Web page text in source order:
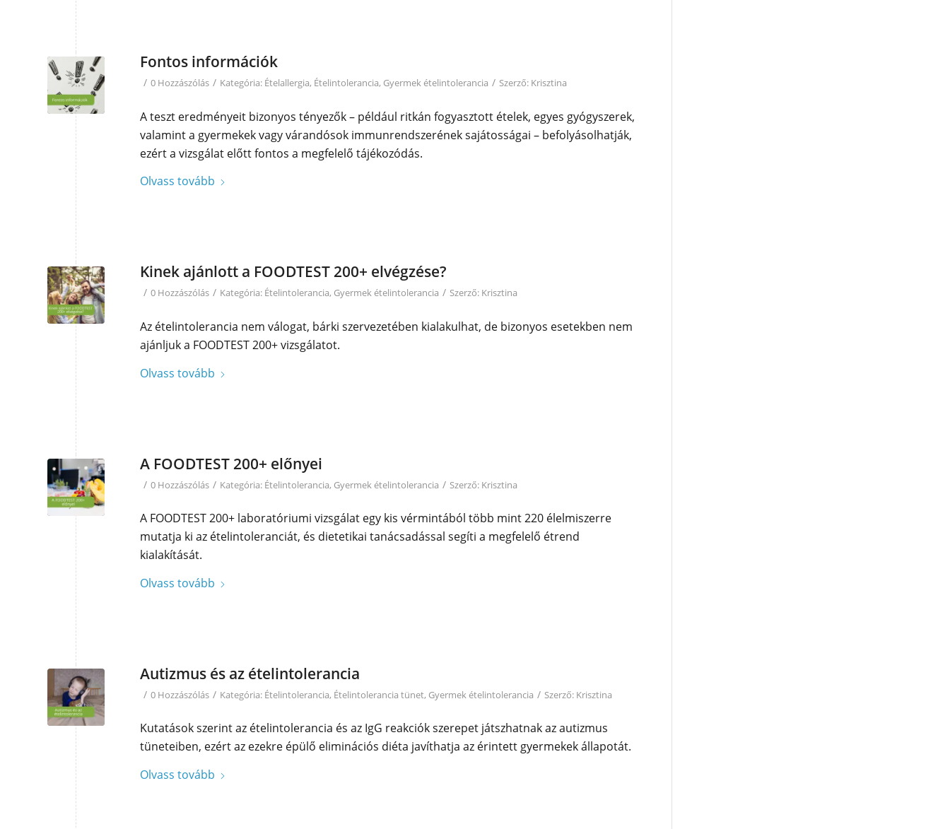
Fontos információk
/ 0 Hozzászólás / Kategória: Ételallergia, Ételintolerancia, Gyermek ételintolerancia / Szerző: Krisztina
A teszt eredményeit bizonyos tényezők – például ritkán fogyasztott ételek, egyes gyógyszerek,
valamint a gyermekek vagy várandósok immunrendszerének sajátosságai – befolyásolhatják,
ezért a vizsgálat előtt fontos a megfelelő tájékozódás.
Olvass tovább
Kinek ajánlott a FOODTEST 200+ elvégzése?
/ 0 Hozzászólás / Kategória: Ételintolerancia, Gyermek ételintolerancia / Szerző: Krisztina
Az ételintolerancia nem válogat, bárki szervezetében kialakulhat, de bizonyos esetekben nem
ajánljuk a FOODTEST 200+ vizsgálatot.
Olvass tovább
A FOODTEST 200+ előnyei
/ 0 Hozzászólás / Kategória: Ételintolerancia, Gyermek ételintolerancia / Szerző: Krisztina
A FOODTEST 200+ laboratóriumi vizsgálat egy kis vérmintából több mint 220 élelmiszerre
mutatja ki az ételintoleranciát, és dietetikai tanácsadással segíti a megfelelő étrend
kialakítását.
Olvass tovább
Autizmus és az ételintolerancia
/ 0 Hozzászólás / Kategória: Ételintolerancia, Ételintolerancia tünet, Gyermek ételintolerancia / Szerző: Krisztina
Kutatások szerint az ételintolerancia és az IgG reakciók szerepet játszhatnak az autizmus
tüneteiben, ezért az ezekre épülő eliminációs diéta javíthatja az érintett gyermekek állapotát.
Olvass tovább